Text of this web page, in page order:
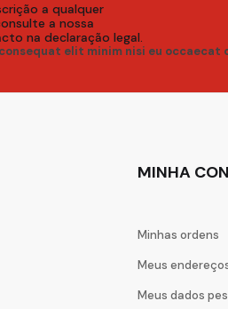
a qualquer
a nossa
na declaração legal.
elit minim nisi eu
MINHA
Minhas ordens
Meus
Meus dados